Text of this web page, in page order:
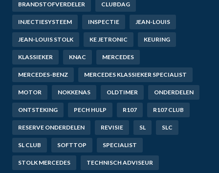
BRANDSTOFVERDELER CLUBDAG
INJECTIESYSTEEM INSPECTIE JEAN-LOUIS
JEAN-LOUIS STOLK KE JETRONIC KEURING
KLASSIEKER KNAC MERCEDES
MERCEDES-BENZ MERCEDES KLASSIEKER SPECIALIST
MOTOR NOKKENAS OLDTIMER ONDERDELEN
ONTSTEKING PECH HULP R107 R107 CLUB
RESERVE ONDERDELEN REVISIE SL SLC
SL CLUB SOFTTOP SPECIALIST
STOLK MERCEDES TECHNISCH ADVISEUR